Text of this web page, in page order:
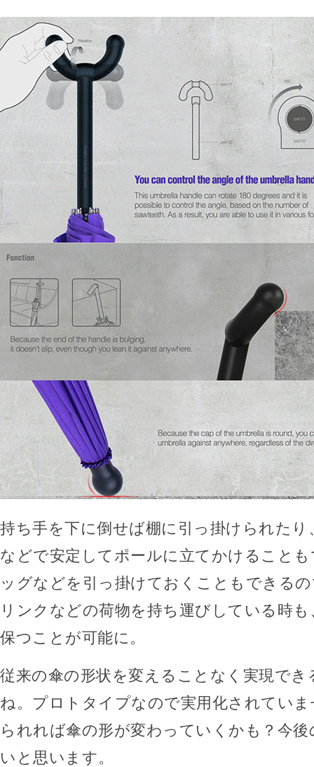
持ち手を下に倒せば棚に引っ掛けられたり
などで安定してポールに立てかけること
ッグなどを引っ掛けておくこともできる
リンクなどの荷物を持ち運びしている時
保つことが可能に。
従来の傘の形状を変えることなく実現でき
ね。プロトタイプなので実用化されてい
られれば傘の形が変わっていくかも？今
いと思います。